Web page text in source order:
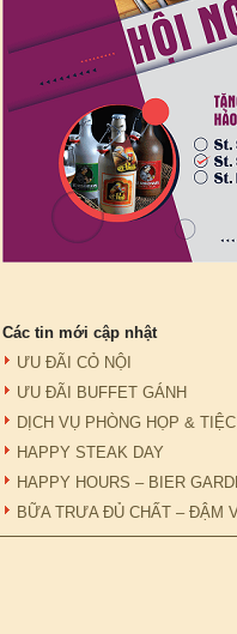
Các tin mới cập nhật
ƯU ĐÃI CỎ NỘI
ƯU ĐÃI BUFFET GÁNH
DỊCH VỤ PHÒNG HỌP & TIỆC
HAPPY STEAK DAY
HAPPY HOURS – BIER
BỮA TRƯA ĐỦ CHẤT – ĐẬM